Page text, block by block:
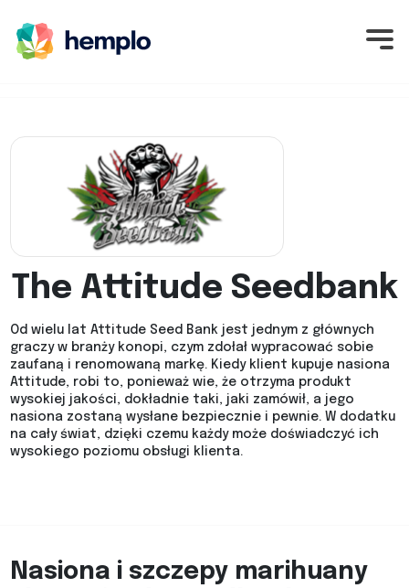
The Attitude Seedbank
Od wielu lat Attitude Seed Bank jest jednym z głównych
graczy w branży konopi, czym zdołał wypracować sobie
zaufaną i renomowaną markę. Kiedy klient kupuje nasiona
Attitude, robi to, ponieważ wie, że otrzyma produkt
wysokiej jakości, dokładnie taki, jaki zamówił, a jego
nasiona zostaną wysłane bezpiecznie i pewnie. W dodatku
na cały świat, dzięki czemu każdy może doświadczyć ich
wysokiego poziomu obsługi klienta.
Nasiona i szczepy marihuany